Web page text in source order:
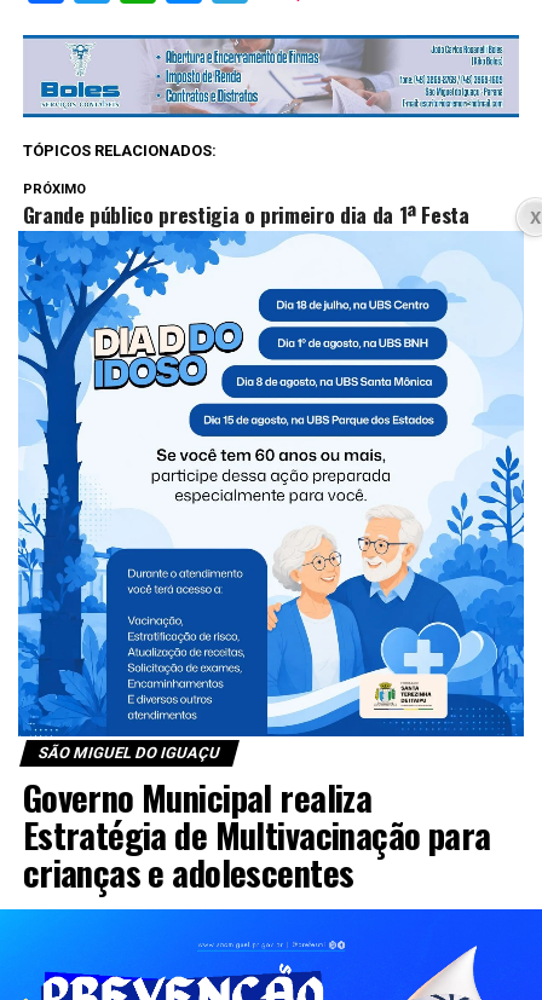
TÓPICOS RELACIONADOS:
PRÓXIMO
Grande público prestigia o primeiro dia da 1ª Festa
Nacional do Músico em São Miguel do Iguaçu
NÃO PERCA
Juíza de São Miguel do Iguaçu alerta sobre falso
contato via WhatsApp
VOCÊ PODE GOSTAR
CLIQUE PARA COMENTAR
SÃO MIGUEL DO IGUAÇU
Governo Municipal realiza
Estratégia de Multivacinação para
crianças e adolescentes